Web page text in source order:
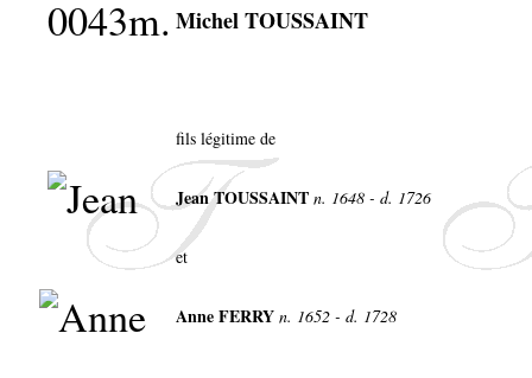
0043m. Michel TOUSSAINT
fils légitime de
Jean TOUSSAINT n. 1648 - d. 1726
et
Anne FERRY n. 1652 - d. 1728